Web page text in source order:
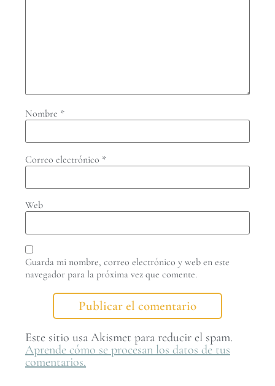
Nombre *
Correo electrónico *
Web
Guarda mi nombre, correo electrónico y web en este
navegador para la próxima vez que comente.
Este sitio usa Akismet para reducir el spam.
Aprende cómo se procesan los datos de tus
comentarios.